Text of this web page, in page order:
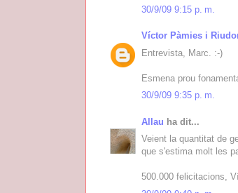
30/9/09 9:15 p. m.
Víctor Pàmies i
Entrevista, Marc. :-)
Esmena prou
30/9/09 9:35 p. m.
Allau ha dit...
Veient la quantitat de
que s'estima molt les
500.000 felicitacions,